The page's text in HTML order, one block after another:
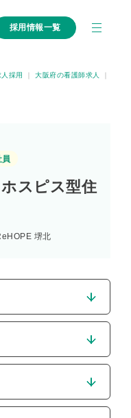
採用情報一覧
人採用 大阪府の看護師求人
ホスピス型住
堺北